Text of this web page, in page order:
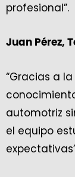
profesional”.
Juan Pérez,
“Gracias a
automotriz
el equipo